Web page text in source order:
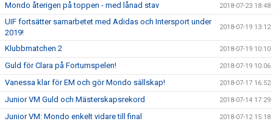
Mondo återigen på toppen - med lånad stav 2018-07-23 18:48
UIF fortsätter samarbetet med Adidas och Intersport under
2019!
2018-07-19 13:12
Klubbmatchen 2 2018-07-19 10:10
Guld för Clara på Fortumspelen! 2018-07-19 10:06
Vanessa klar för EM och gör Mondo sällskap! 2018-07-17 16:52
Junior VM Guld och Mästerskapsrekord 2018-07-14 17:29
Junior VM: Mondo enkelt vidare till final 2018-07-12 15:18